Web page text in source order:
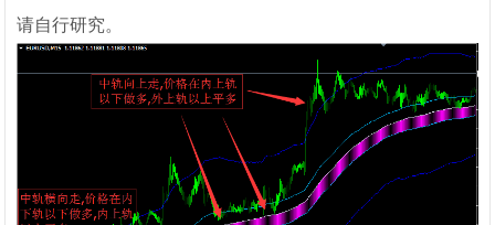
请自行研究。